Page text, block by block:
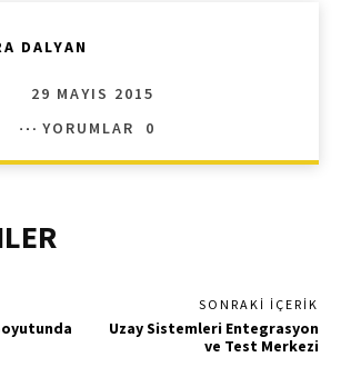
DALYAN
29 MAYIS 2015
YORUMLAR
0
SONRAKI İÇERIK
Uzay Sistemleri Entegrasyon
ve Test Merkezi